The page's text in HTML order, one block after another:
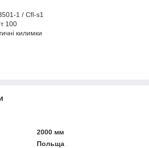
1 / Cfl-s1
100
килимки
2000 мм
Польща